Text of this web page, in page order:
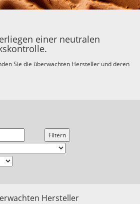
einer neutralen
Sie die überwachten Hersteller und deren
Hersteller